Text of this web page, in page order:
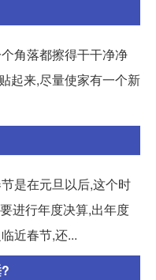
角落都擦得干干净净
起来,尽量使家有一个新
是在元旦以后,这个时
进行年度决算,出年度
近春节,还...